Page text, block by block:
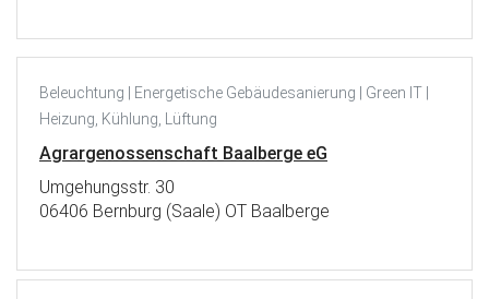
Beleuchtung | Energetische Gebäudesanierung | Green IT |
Heizung, Kühlung, Lüftung
Agrargenossenschaft Baalberge eG
Umgehungsstr. 30
06406 Bernburg (Saale) OT Baalberge